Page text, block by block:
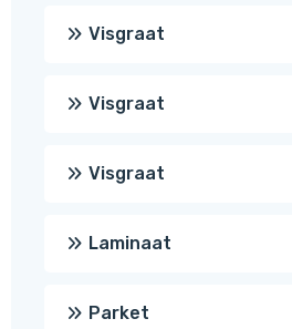
Visgraat
Visgraat
Visgraat
Laminaat
Parket